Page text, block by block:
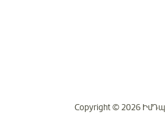
Copyright © 2026